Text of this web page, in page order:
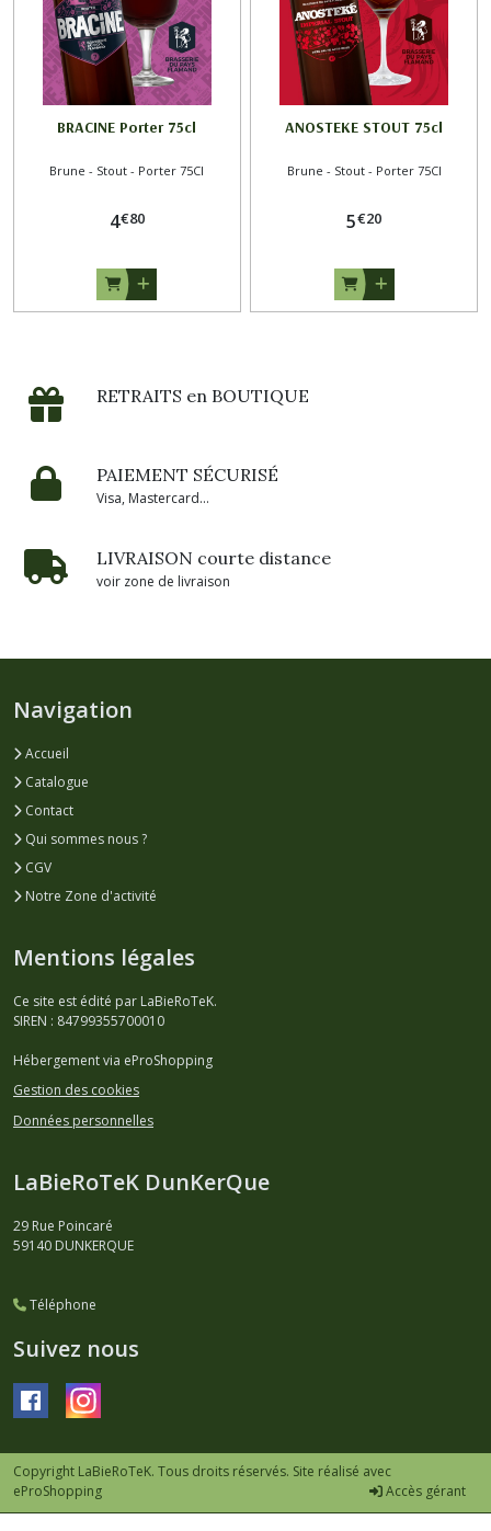
BRACINE Porter 75cl
Brune - Stout - Porter 75Cl
4€80
ANOSTEKE STOUT 75cl
Brune - Stout - Porter 75Cl
5€20
RETRAITS en BOUTIQUE
PAIEMENT SÉCURISÉ
Visa, Mastercard...
LIVRAISON courte distance
voir zone de livraison
Navigation
Accueil
Catalogue
Contact
Qui sommes nous ?
CGV
Notre Zone d'activité
Mentions légales
Ce site est édité par LaBieRoTeK.
SIREN : 84799355700010
Hébergement via eProShopping
Gestion des cookies
Données personnelles
LaBieRoTeK DunKerQue
29 Rue Poincaré
59140 DUNKERQUE
Téléphone
Suivez nous
Copyright LaBieRoTeK. Tous droits réservés. Site réalisé avec
eProShopping
Accès gérant